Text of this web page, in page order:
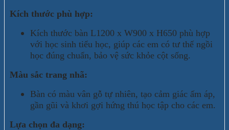
Kích thước phù hợp:
Kích thước bàn L1200 x W900 x H650 phù hợp
với học sinh tiểu học, giúp các em có tư thế ngồi
học đúng chuẩn, bảo vệ sức khỏe cột sống.
Màu sắc trang nhã:
Bàn có màu vân gỗ tự nhiên, tạo cảm giác ấm áp,
gần gũi và khơi gợi hứng thú học tập cho các em.
Lựa chọn đa dạng: